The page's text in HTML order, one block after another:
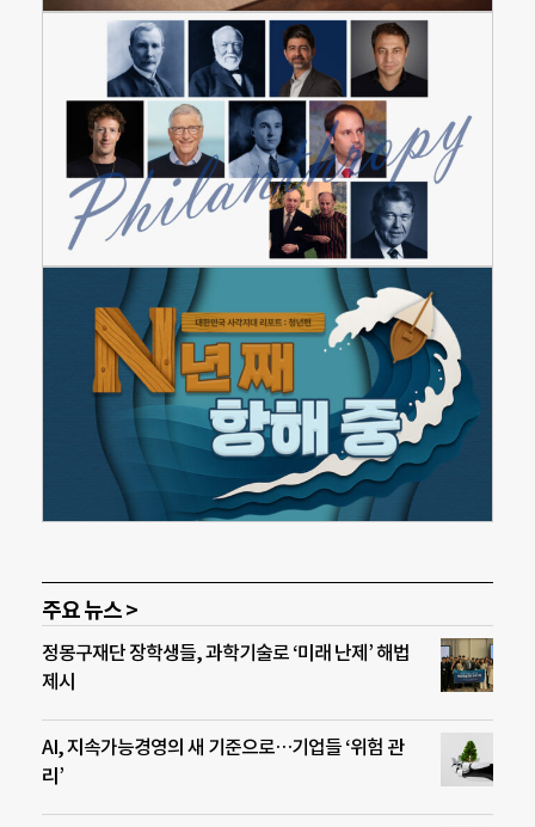
주요 뉴스 >
정몽구재단 장학생들, 과학기술로 ‘미래 난제’ 해법
제시
AI, 지속가능경영의 새 기준으로…기업들 ‘위험 관
리’